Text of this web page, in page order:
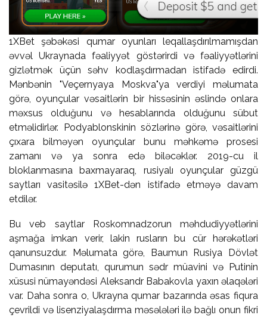
1XBet şəbəkəsi qumar oyunları leqallaşdırılmamışdan
əvvəl Ukraynada fəaliyyət göstərirdi və fəaliyyətlərini
gizlətmək üçün səhv kodlaşdırmadan istifadə edirdi.
Mənbənin "Veçernyaya Moskva"ya verdiyi məlumata
görə, oyunçular vəsaitlərin bir hissəsinin əslində onlara
məxsus olduğunu və hesablarında olduğunu sübut
etməlidirlər. Podyablonskinin sözlərinə görə, vəsaitlərini
çıxara bilməyən oyunçular bunu məhkəmə prosesi
zamanı və ya sonra edə biləcəklər. 2019-cu il
bloklanmasına baxmayaraq, rusiyalı oyunçular güzgü
saytları vasitəsilə 1XBet-dən istifadə etməyə davam
etdilər.
Bu veb saytlar Roskomnadzorun məhdudiyyətlərini
aşmağa imkan verir, lakin rusların bu cür hərəkətləri
qanunsuzdur. Məlumata görə, Baumun Rusiya Dövlət
Dumasının deputatı, qurumun sədr müavini və Putinin
xüsusi nümayəndəsi Aleksandr Babakovla yaxın əlaqələri
var. Daha sonra o, Ukrayna qumar bazarında əsas fiqura
çevrildi və lisenziyalaşdırma məsələləri ilə bağlı onun fikri